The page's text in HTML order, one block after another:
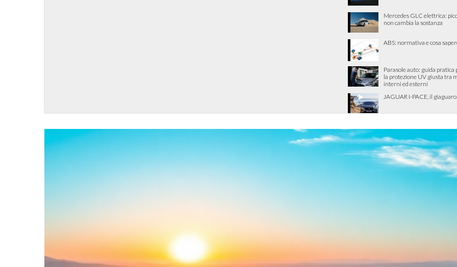
Mercedes GLC elettrica:
non cambia la sostanza
ABS: normativa e cosa
Parasole auto: guida pratica
la protezione UV giusta tra
interni ed esterni
JAGUAR I-PACE, il